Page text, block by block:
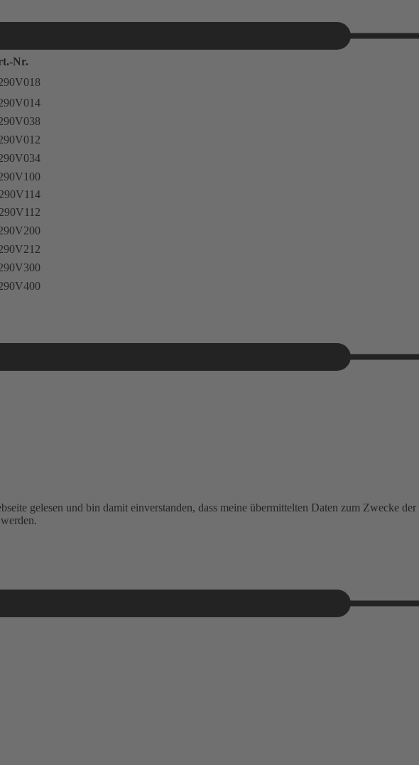
Nr.
gelesen und bin damit einverstanden, dass meine übermittelten Daten zum Zwecke